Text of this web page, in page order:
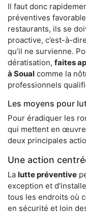
Il faut donc
préventives
restaurants, ils se
proactive, c’est-à-
qu’il ne survienne.
dératisation, faites
à Soual comme la
professionnels
Les moyens pour
Pour éradiquer les
qui mettent en
deux principales
Une action
La lutte préventive
exception et
tous les endroits où
en sécurité et loin